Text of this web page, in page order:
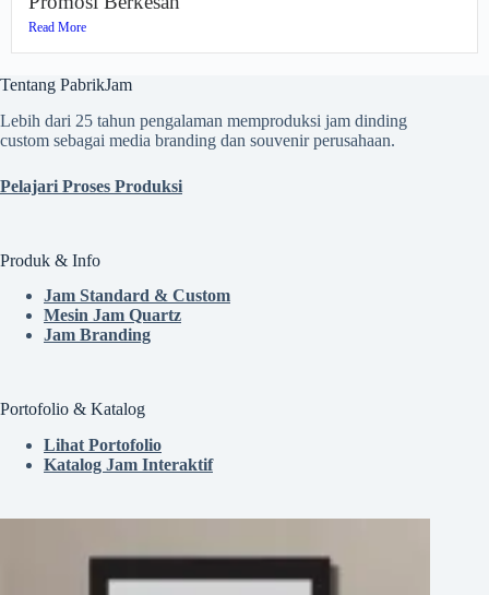
Read More
Tentang PabrikJam
Lebih dari 25 tahun pengalaman memproduksi jam dinding
custom sebagai media branding dan souvenir perusahaan.
Pelajari Proses Produksi
Produk & Info
Jam Standard & Custom
Mesin Jam Quartz
Jam Branding
Portofolio & Katalog
Lihat Portofolio
Katalog Jam Interaktif